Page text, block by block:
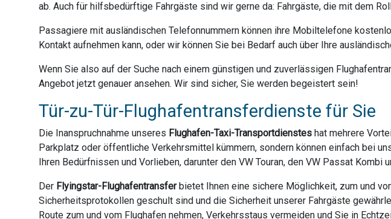
ab. Auch für hilfsbedürftige Fahrgäste sind wir gerne da: Fahrgäste, die mit dem
Passagiere mit ausländischen Telefonnummern können ihre Mobiltelefone
Kontakt aufnehmen kann, oder wir können Sie bei Bedarf auch über Ihre
Wenn Sie also auf der Suche nach einem günstigen und zuverlässigen
Angebot jetzt genauer ansehen. Wir sind sicher, Sie werden begeistert sein!
Tür-zu-Tür-Flughafentransferdienste für Sie
Die Inanspruchnahme unseres Flughafen-Taxi-Transportdienstes hat mehrere
Parkplatz oder öffentliche Verkehrsmittel kümmern, sondern können einfach bei
Ihren Bedürfnissen und Vorlieben, darunter den VW Touran, den VW Passat
Der Flyingstar-Flughafentransferbietet Ihnen eine sichere Möglichkeit, zum und
Sicherheitsprotokollen geschult sind und die Sicherheit unserer Fahrgäste
Route zum und vom Flughafen nehmen, Verkehrsstaus vermeiden und Sie in